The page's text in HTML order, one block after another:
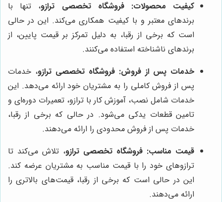
کیفیت محصولات: فروشگاه تخصصی ترازو، تنها با
برندهای معتبر و با کیفیت همکاری می‌کند. این در حالی
است که برخی از رقبا، به دلیل تمرکز بر قیمت پایین، از
برندهای ناشناخته استفاده می‌کنند.
خدمات پس از فروش: فروشگاه تخصصی ترازو، خدمات
پس از فروش کاملی را به مشتریان خود ارائه می‌دهد. این
خدمات شامل نصب، آموزش کار با ترازو، تعمیرات دوره‌ای و
تامین قطعات یدکی می‌شود. در حالی که برخی از رقبا،
خدمات پس از فروش محدودی را ارائه می‌دهند.
قیمت مناسب: فروشگاه تخصصی ترازو، تلاش می‌کند تا
ترازوهای خود را با قیمت مناسب به مشتریان عرضه کند.
این در حالی است که برخی از رقبا، قیمت‌های بالاتری را
ارائه می‌دهند.